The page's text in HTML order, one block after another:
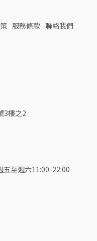
服務條款 聯絡我們
3樓之2
五至週六11:00-22:00